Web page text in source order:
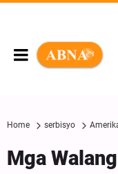
Home serbisyo
Mga